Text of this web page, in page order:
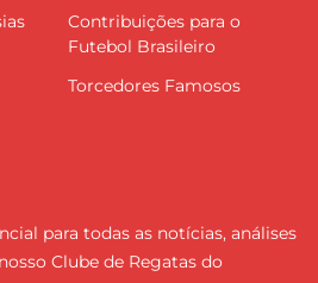
Contribuições para o
Futebol Brasileiro
Torcedores Famosos
para todas as notícias, análises
Clube de Regatas do